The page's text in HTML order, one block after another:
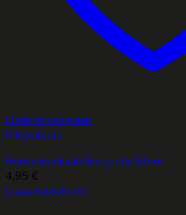
Lisää toivelistaan
Pikakatselu
Rönsyakankaali Burgundy Glow
4,95 €
Lisää ostoskoriin